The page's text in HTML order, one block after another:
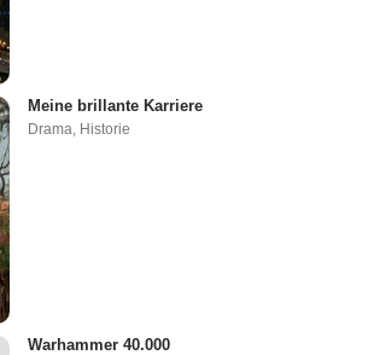
Meine brillante Karriere
Drama, Historie
Warhammer 40.000